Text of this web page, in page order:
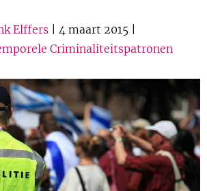
Show
Show
Show
Show
Elffers | 4 maart 2015 |
Criminaliteitspatronen